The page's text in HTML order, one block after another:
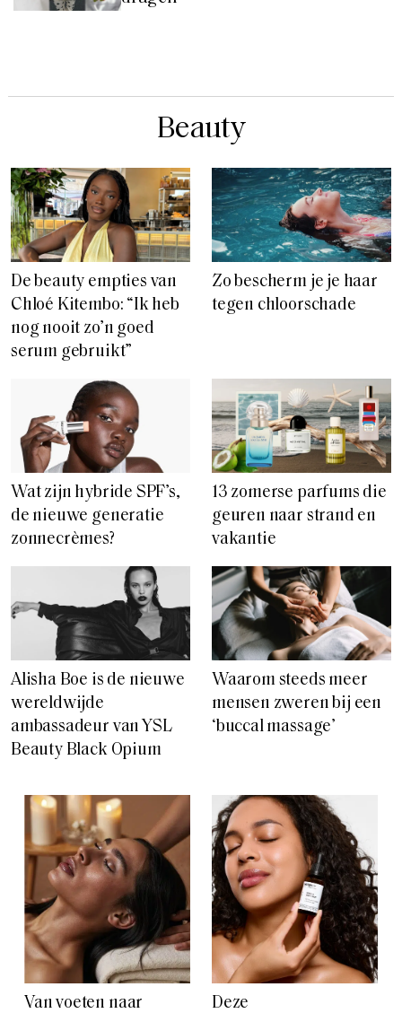
Beauty
De beauty empties van
Chloé Kitembo: “Ik heb
nog nooit zo’n goed
serum gebruikt”
Zo bescherm je je haar
tegen chloorschade
Wat zijn hybride SPF’s,
de nieuwe generatie
zonnecrèmes?
13 zomerse parfums die
geuren naar strand en
vakantie
Alisha Boe is de nieuwe
wereldwijde
ambassadeur van YSL
Beauty Black Opium
Waarom steeds meer
mensen zweren bij een
‘buccal massage’
Van voeten naar
Deze